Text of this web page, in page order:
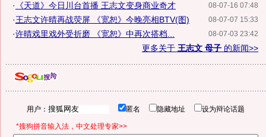
08-07-16 07:48
· 《天道》今日川台首播 王志文变身商业奇才
08-07-07 15:33
·王志文许晴再战荧屏 《宽恕》今晚亮相BTV(图)
08-07-03 23:42
·许晴戏里戏外受折磨 《宽恕》中再次搭档...
更多关于 王志文 母子 的新闻>>
用户： 匿名 隐藏地址 设为辩论话题
*搜狗拼音输入法，中文处理专家>>